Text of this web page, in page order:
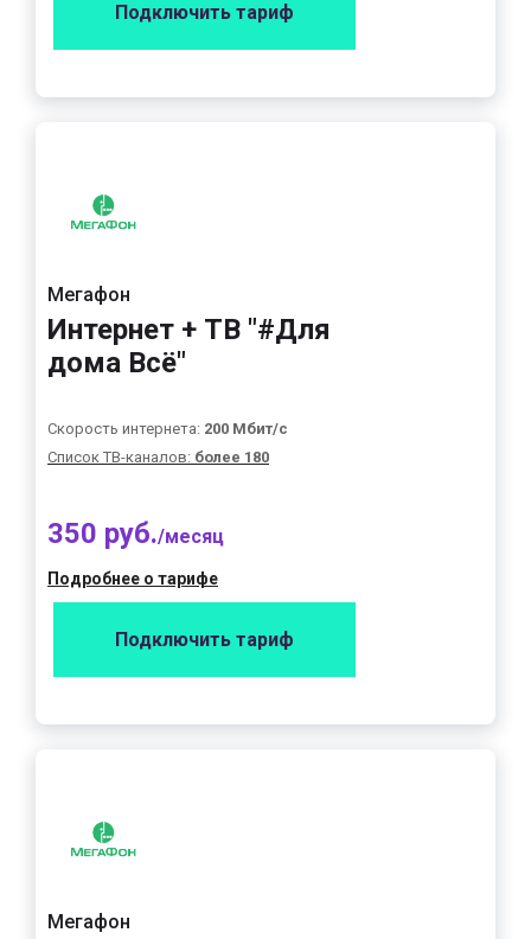
Подключить тариф
Мегафон
Интернет + ТВ "#Для
дома Всё"
Скорость интернета: 200 Мбит/с
Список ТВ-каналов: более 180
350 руб./месяц
Подробнее о тарифе
Подключить тариф
Мегафон